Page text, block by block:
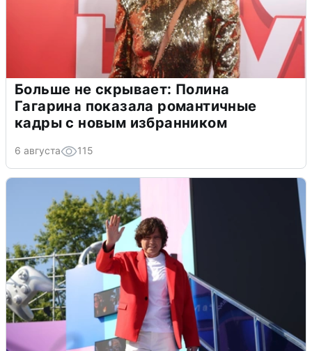
Больше не скрывает: Полина
Гагарина показала романтичные
кадры с новым избранником
6 августа 115